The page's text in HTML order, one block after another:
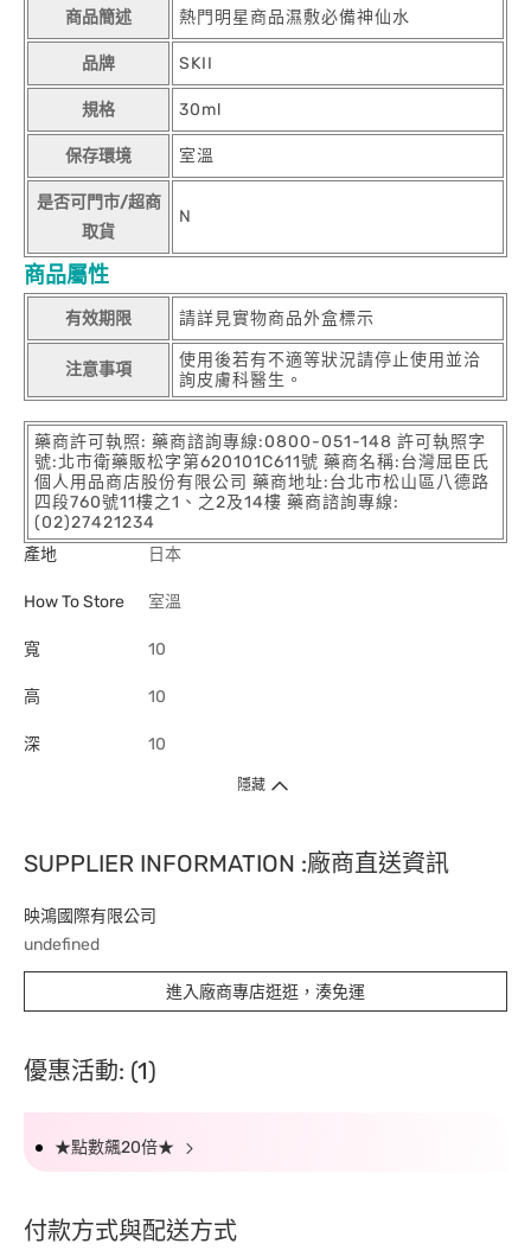
商品簡述 熱門明星商品濕敷必備神仙水
品牌 SKII
規格 30ml
保存環境 室溫
是否可門市/超商
取貨
N
商品屬性
有效期限 請詳見實物商品外盒標示
注意事項
使用後若有不適等狀況請停止使用並洽
詢皮膚科醫生。
藥商許可執照: 藥商諮詢專線:0800-051-148 許可執照字
號:北市衛藥販松字第620101C611號 藥商名稱:台灣屈臣氏
個人用品商店股份有限公司 藥商地址:台北市松山區八德路
四段760號11樓之1、之2及14樓 藥商諮詢專線:
(02)27421234
產地
日本
How To Store 室溫
寬 10
高 10
深 10
隱藏
SUPPLIER INFORMATION :廠商直送資訊
映鴻國際有限公司
undefined
進入廠商專店逛逛，湊免運
優惠活動: (1)
★點數飆20倍★
付款方式與配送方式